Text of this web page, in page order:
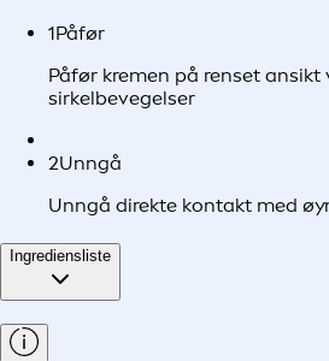
1Påfør
Påfør kremen på renset ansikt
sirkelbevegelser
2Unngå
Unngå direkte kontakt med
Ingrediensliste